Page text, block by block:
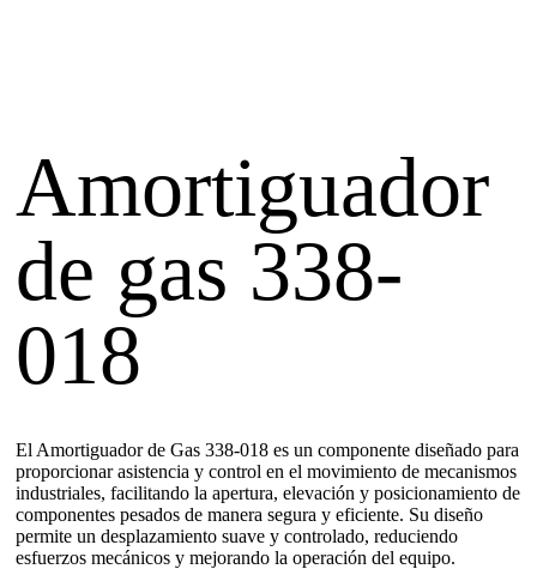
Amortiguador
de gas 338-
018
El Amortiguador de Gas 338-018 es un componente diseñado para
proporcionar asistencia y control en el movimiento de mecanismos
industriales, facilitando la apertura, elevación y posicionamiento de
componentes pesados de manera segura y eficiente. Su diseño
permite un desplazamiento suave y controlado, reduciendo
esfuerzos mecánicos y mejorando la operación del equipo.